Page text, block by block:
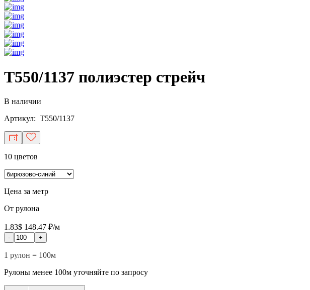
T550/1137 полиэстер стрейч
В наличии
Артикул: T550/1137
10 цветов
Цена за метр
От рулона
1.83$ 148.47 ₽/м
- +
1 рулон = 100м
Рулоны менее 100м уточняйте по запросу